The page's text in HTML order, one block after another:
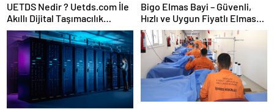
UETDS Nedir ? Uetds.com İle
Akıllı Dijital Taşımacılık
Yazılımı
Bigo Elmas Bayi – Güvenli,
Hızlı ve Uygun Fiyatlı Elmas
Satın Almanın Yeni Adresi